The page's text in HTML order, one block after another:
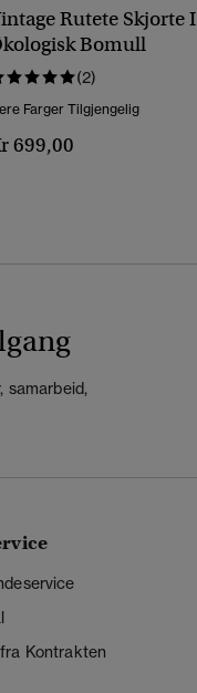
Rutete Skjorte I
Bomull
(2)
Farger Tilgjengelig
699,00
samarbeid,
Kontrakten